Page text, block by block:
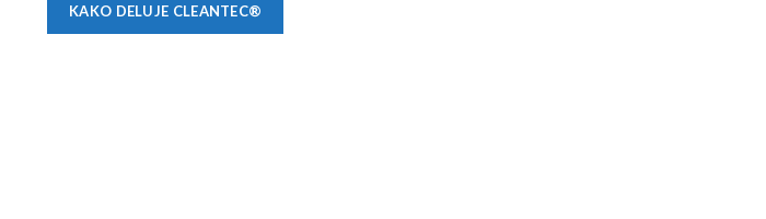
KAKO DELUJE CLEANTEC®